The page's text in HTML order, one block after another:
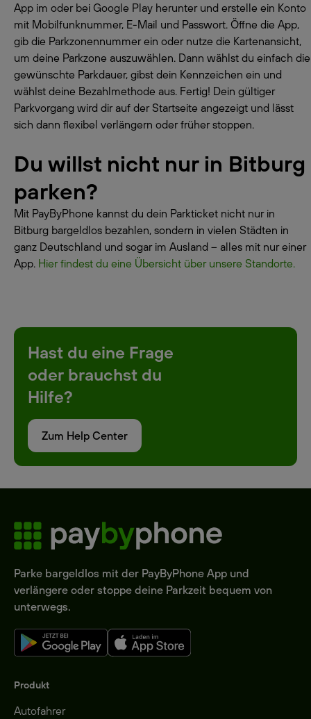
App im oder bei Google Play herunter und erstelle ein Konto
mit Mobilfunknummer, E-Mail und Passwort. Öffne die App,
gib die Parkzonennummer ein oder nutze die Kartenansicht,
um deine Parkzone auszuwählen. Dann wählst du einfach die
gewünschte Parkdauer, gibst dein Kennzeichen ein und
wählst deine Bezahlmethode aus. Fertig! Dein gültiger
Parkvorgang wird dir auf der Startseite angezeigt und lässt
sich dann flexibel verlängern oder früher stoppen.
Du willst nicht nur in Bitburg
parken?
Mit PayByPhone kannst du dein Parkticket nicht nur in
Bitburg bargeldlos bezahlen, sondern in vielen Städten in
ganz Deutschland und sogar im Ausland – alles mit nur einer
App. Hier findest du eine Übersicht über unsere Standorte.
Hast du eine Frage
oder brauchst du
Hilfe?
Zum Help Center
Parke bargeldlos mit der PayByPhone App und
verlängere oder stoppe deine Parkzeit bequem von
unterwegs.
Produkt
Autofahrer